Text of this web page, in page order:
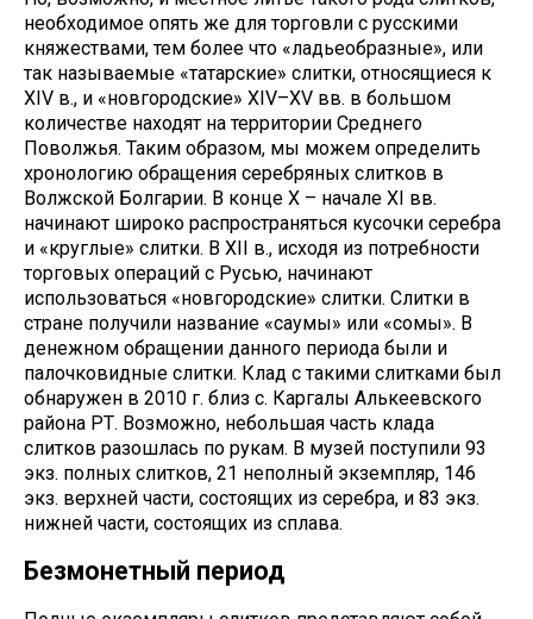
необходимое опять же для торговли с русскими
княжествами, тем более что «ладьеобразные», или
так называемые «татарские» слитки, относящиеся к
XIV в., и «новгородские» XIV–XV вв. в большом
количестве находят на территории Среднего
Поволжья. Таким образом, мы можем определить
хронологию обращения серебряных слитков в
Волжской Болгарии. В конце X – начале XI вв.
начинают широко распространяться кусочки серебра
и «круглые» слитки. В XII в., исходя из потребности
торговых операций с Русью, начинают
использоваться «новгородские» слитки. Слитки в
стране получили название «саумы» или «сомы». В
денежном обращении данного периода были и
палочковидные слитки. Клад с такими слитками был
обнаружен в 2010 г. близ с. Каргалы Алькеевского
района РТ. Возможно, небольшая часть клада
слитков разошлась по рукам. В музей поступили 93
экз. полных слитков, 21 неполный экземпляр, 146
экз. верхней части, состоящих из серебра, и 83 экз.
нижней части, состоящих из сплава.
Безмонетный период